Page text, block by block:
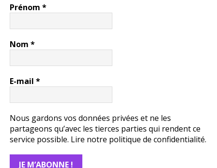
Prénom *
Nom *
E-mail *
Nous gardons vos données privées et ne les
partageons qu’avec les tierces parties qui rendent ce
service possible. Lire notre politique de confidentialité.